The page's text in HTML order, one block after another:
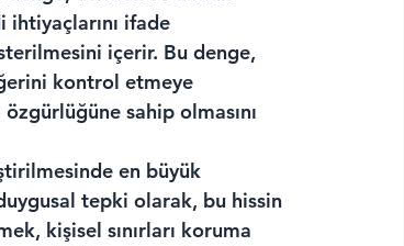
ihtiyaçlarını ifade
içerir. Bu denge,
kontrol etmeye
sahip olmasını
en büyük
tepki olarak, bu hissin
kişisel sınırları koruma